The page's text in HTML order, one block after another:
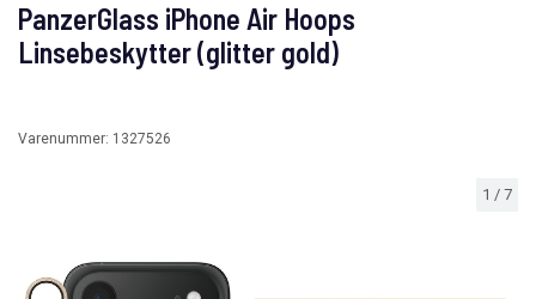
1 / 7
PanzerGlass iPhone Air Hoops
Linsebeskytter (glitter gold)
Varenummer: 1327526